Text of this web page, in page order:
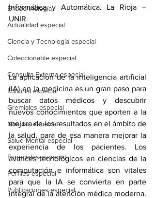
Endocrinología
Actualidad especial
Ciencia y Tecnología especial
Coleccionable especial
Consulta Externa especial
Editorial especial
Gremiales especial
Noticias especial
Salud Mental especial
Especiales especial
Perfiles especial
Publicaciones especial
Informática y Automática. La Rioja –
UNIR.
La aplicación de la inteligencia artificial
(IA) en la medicina es un gran paso para
buscar datos médicos y descubrir
nuevos conocimientos que aporten a la
mejora de los resultados en el ámbito de
la salud, para de esa manera mejorar la
experiencia de los pacientes. Los
avances tecnológicos en ciencias de la
computación e informática son vitales
para que la IA se convierta en parte
integral de la atención médica moderna.